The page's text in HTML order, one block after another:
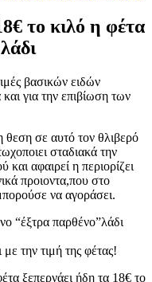
το κιλό η φέτα
βασικών ειδών
για την επιβίωση των
θεση σε αυτό τον θλιβερό
σταδιακά την
αφαιρεί η περιορίζει
προιοντα,που στο
να αγοράσει.
“έξτρα παρθένο”λάδι
την τιμή της φέτας!
ξεπερνάει ήδη τα 18€ το